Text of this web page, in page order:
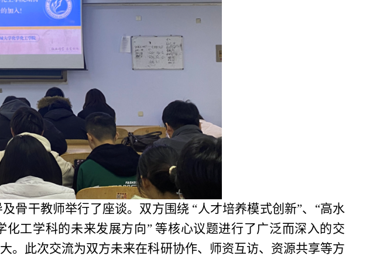
骨干教师举行了座谈。双方围绕 “人才培养模式创新”、“高水
工学科的未来发展方向” 等核心议题进行了广泛而深入的交
。此次交流为双方未来在科研协作、师资互访、资源共享等方